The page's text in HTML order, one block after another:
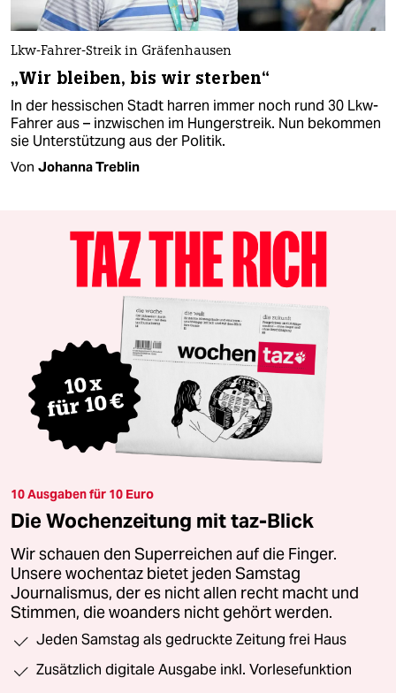
Lkw-Fahrer-Streik in Gräfenhausen
„Wir bleiben, bis wir sterben“
In der hessischen Stadt harren immer noch rund 30 Lkw-
Fahrer aus – inzwischen im Hungerstreik. Nun bekommen
sie Unterstützung aus der Politik.
Von Johanna Treblin
10 Ausgaben für 10 Euro
Die Wochenzeitung mit taz-Blick
Wir schauen den Superreichen auf die Finger.
Unsere wochentaz bietet jeden Samstag
Journalismus, der es nicht allen recht macht und
Stimmen, die woanders nicht gehört werden.
Jeden Samstag als gedruckte Zeitung frei Haus
Zusätzlich digitale Ausgabe inkl. Vorlesefunktion